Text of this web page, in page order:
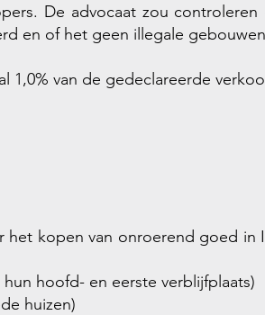
De advocaat zou
en of het geen illegale
1,0% van de gedeclareerde
het kopen van onroerend goed
hoofd- en eerste verblijfplaats)
huizen)